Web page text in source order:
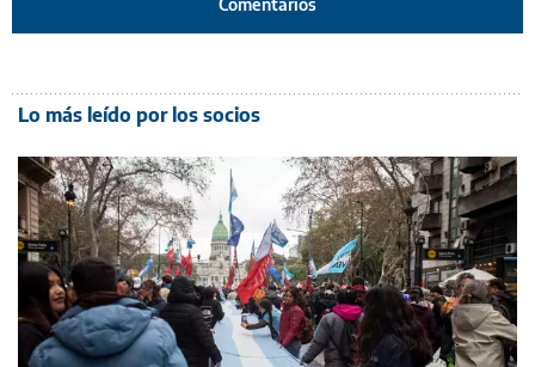
Comentarios
Lo más leído por los socios